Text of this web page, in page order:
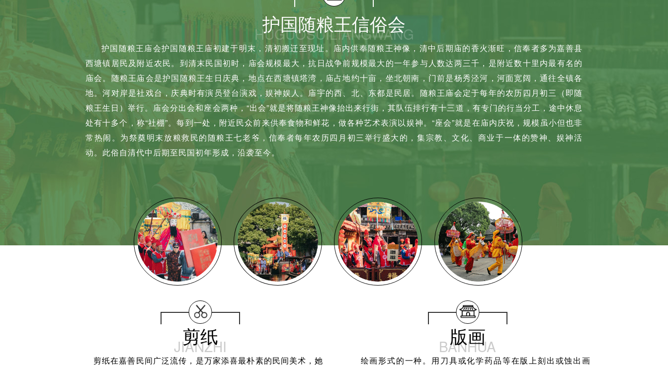
护国随粮王信俗会
HUGUOSUILIANGWANG
护国随粮王庙会护国随粮王庙初建于明末，清初搬迁至现址。庙内供奉随粮王神像，清中后期庙的香火渐旺，信奉者多为嘉善县
西塘镇居民及附近农民。到清末民国初时，庙会规模最大，抗日战争前规模最大的一年参与人数达两三千，是附近数十里内最有名的
庙会。随粮王庙会是护国随粮王生日庆典，地点在西塘镇塔湾，庙占地约十亩，坐北朝南，门前是杨秀泾河，河面宽阔，通往全镇各
地。河对岸是社戏台，庆典时有演员登台演戏，娱神娱人。庙宇的西、北、东都是民居。随粮王庙会定于每年的农历四月初三（即随
粮王生日）举行。庙会分出会和座会两种，“出会”就是将随粮王神像抬出来行街，其队伍排行有十三道，有专门的行当分工，途中休息
处有十多个，称“社棚”。每到一处，附近民众前来供奉食物和鲜花，做各种艺术表演以娱神。“座会”就是在庙内庆祝，规模虽小但也非
常热闹。为祭奠明末放粮救民的随粮王七老爷，信奉者每年农历四月初三举行盛大的，集宗教、文化、商业于一体的赞神、娱神活
动。此俗自清代中后期至民国初年形成，沿袭至今。
剪纸
JIANZHI
剪纸在嘉善民间广泛流传，是万家添喜最朴素的民间美术，她
版画
BANHUA
绘画形式的一种。用刀具或化学药品等在版上刻出或蚀出画